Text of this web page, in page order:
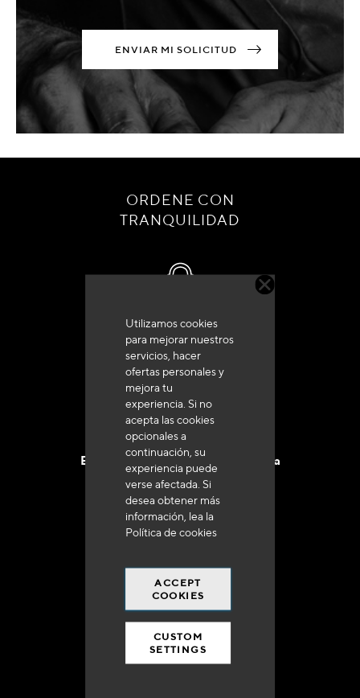
Utilizamos cookies
para mejorar nuestros
servicios, hacer
ofertas personales y
mejora tu
experiencia. Si no
acepta las cookies
opcionales a
continuación, su
experiencia puede
verse afectada. Si
desea obtener más
información, lea la
Política de cookies
ACCEPT
COOKIES
CUSTOM
SETTINGS
ENVIAR MI SOLICITUD
ORDENE CON
TRANQUILIDAD
Servicio de atención al cliente
+33 (0)4 79 72 62 22 Pulse 1
Entrega en 48 a 72 horas en Francia
Gastos de envío gratuito
a 250 euros*